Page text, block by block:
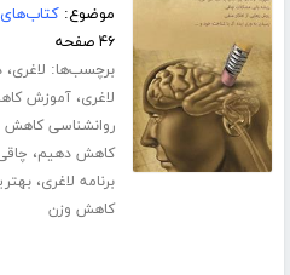
موضوع:
۴۶ صفحه
برچسب‌ها: لاغری،
لاغری،آموزش
روانشناسی کاهش
کاهش دهیم،
برنامه لاغری،
کاهش وزن